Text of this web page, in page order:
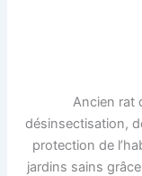
Ancien rat
désinsectisation,
protection de
jardins sains